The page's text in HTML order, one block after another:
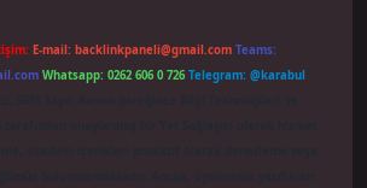
E-mail: backlinkpaneli@gmail.com Teams:
Whatsapp: 0262 606 0 726 Telegram: @karabul